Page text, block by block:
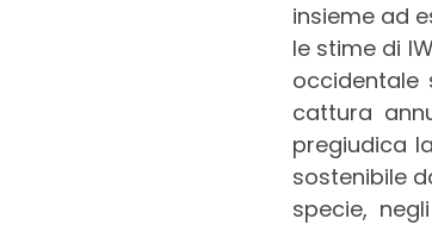
insieme ad
le stime di
occidentale
cattura
pregiudica
sostenibile
specie,